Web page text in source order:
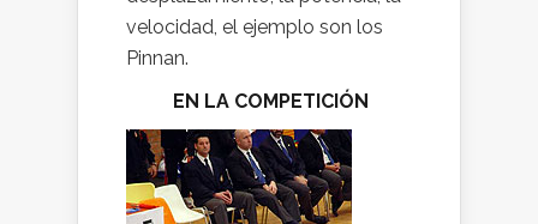
velocidad, el ejemplo son los
Pinnan.
EN LA COMPETICIÓN